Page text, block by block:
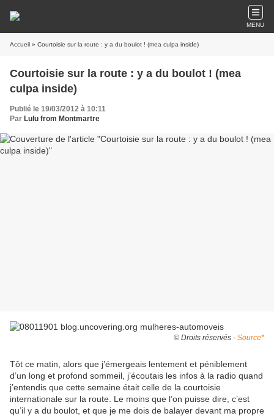
MENU
Accueil » Courtoisie sur la route : y a du boulot ! (mea culpa inside)
Courtoisie sur la route : y a du boulot ! (mea
culpa inside)
Publié le 19/03/2012 à 10:11
Par Lulu from Montmartre
© Droits réservés - Source*
Tôt ce matin, alors que j’émergeais lentement et péniblement
d’un long et profond sommeil, j’écoutais les infos à la radio quand
j’entendis que cette semaine était celle de la courtoisie
internationale sur la route. Le moins que l’on puisse dire, c’est
qu’il y a du boulot, et que je me dois de balayer devant ma propre